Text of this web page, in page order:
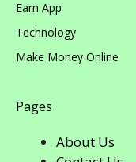
Earn App
Technology
Make Money Online
Pages
About Us